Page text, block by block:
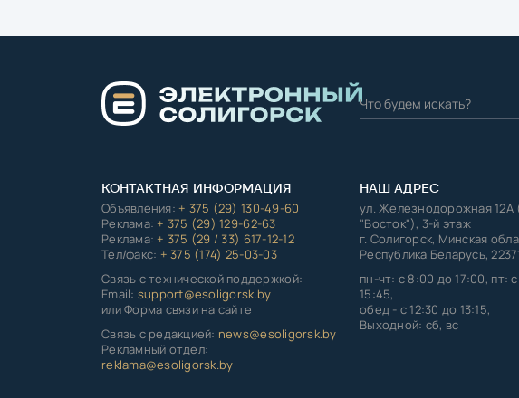
КОНТАКТНАЯ ИНФОРМАЦИЯ
Объявления:+ 375 (29) 130-49-60
Реклама:+ 375 (29) 129-62-63
Реклама:+ 375 (29 / 33) 617-12-12
Тел/факс: + 375 (174) 25-03-03
Связь с технической поддержкой:
Email: support@esoligorsk.by
или Форма связи на сайте
Связь с редакцией: news@esoligorsk.by
Рекламный отдел:
reklama@esoligorsk.by
НАШ АДРЕС
ул. Железнодорожная 12А
"Восток"), 3-й этаж
г. Солигорск, Минская
Республика Беларусь,
пн-чт: с 8:00 до 17:00, пт:
15:45,
обед - с 12:30 до 13:15,
Выходной: сб, вс